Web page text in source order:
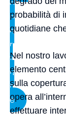
o
p
e
r
t
u
r
e
probabilità di
quotidiane
Nel nostro
elemento
sulla
opera
effettuare